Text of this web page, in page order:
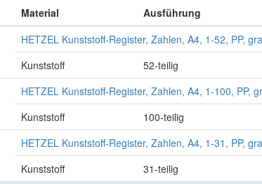
Material Ausführung
HETZEL Kunststoff-Register, Zahlen, A4, 1-52, PP,
Kunststoff
52-teilig
HETZEL Kunststoff-Register, Zahlen, A4, 1-100, PP,
Kunststoff
100-teilig
HETZEL Kunststoff-Register, Zahlen, A4, 1-31, PP,
Kunststoff
31-teilig